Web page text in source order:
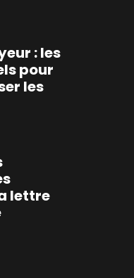
: les
pour
les
lettre